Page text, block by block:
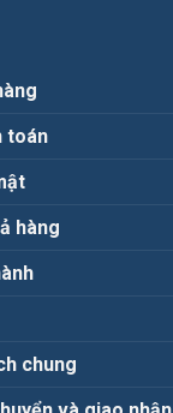
toán
hàng
chung